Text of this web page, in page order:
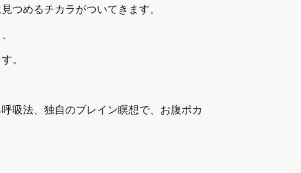
つめるチカラがついてきます。
。
吸法、独自のブレイン瞑想で、お腹ポカ